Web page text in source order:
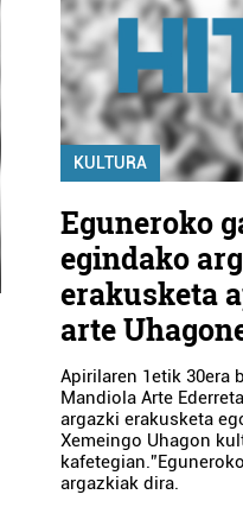
KULTURA
Eguneroko
egindako
erakusketa
arte
Apirilaren 1etik 30era
Mandiola Arte
argazki erakusketa
Xemeingo Uhagon
argazkiak dira.